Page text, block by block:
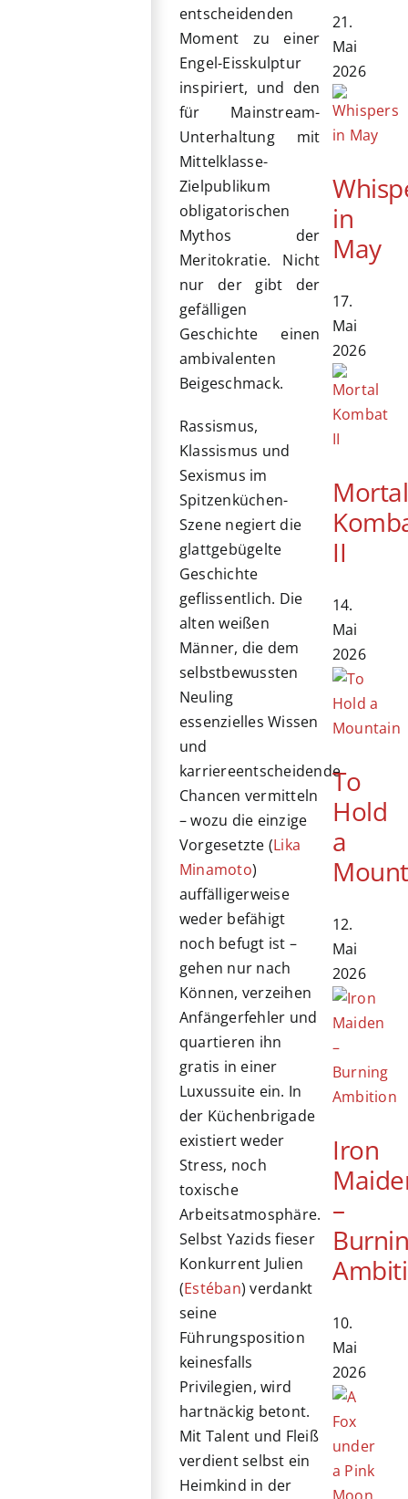
entscheidenden
Moment zu einer
Engel-Eisskulptur
inspiriert, und den
für Mainstream-
Unterhaltung mit
Mittelklasse-
Zielpublikum
obligatorischen
Mythos der
Meritokratie. Nicht
nur der gibt der
gefälligen
Geschichte einen
ambivalenten
Beigeschmack.
Rassismus,
Klassismus und
Sexismus im
Spitzenküchen-
Szene negiert die
glattgebügelte
Geschichte
geflissentlich. Die
alten weißen
Männer, die dem
selbstbewussten
Neuling
essenzielles Wissen
und
karriereentscheidende
Chancen vermitteln
– wozu die einzige
Vorgesetzte (Lika
Minamoto)
auffälligerweise
weder befähigt
noch befugt ist –
gehen nur nach
Können, verzeihen
Anfängerfehler und
quartieren ihn
gratis in einer
Luxussuite ein. In
der Küchenbrigade
existiert weder
Stress, noch
toxische
Arbeitsatmosphäre.
Selbst Yazids fieser
Konkurrent Julien
(Estéban) verdankt
seine
Führungsposition
keinesfalls
Privilegien, wird
hartnäckig betont.
Mit Talent und Fleiß
verdient selbst ein
Heimkind in der
21.
Mai
2026
in
May
17.
Mai
2026
Mortal
II
14.
Mai
2026
To
Hold
a
12.
Mai
2026
Iron
–
10.
Mai
2026